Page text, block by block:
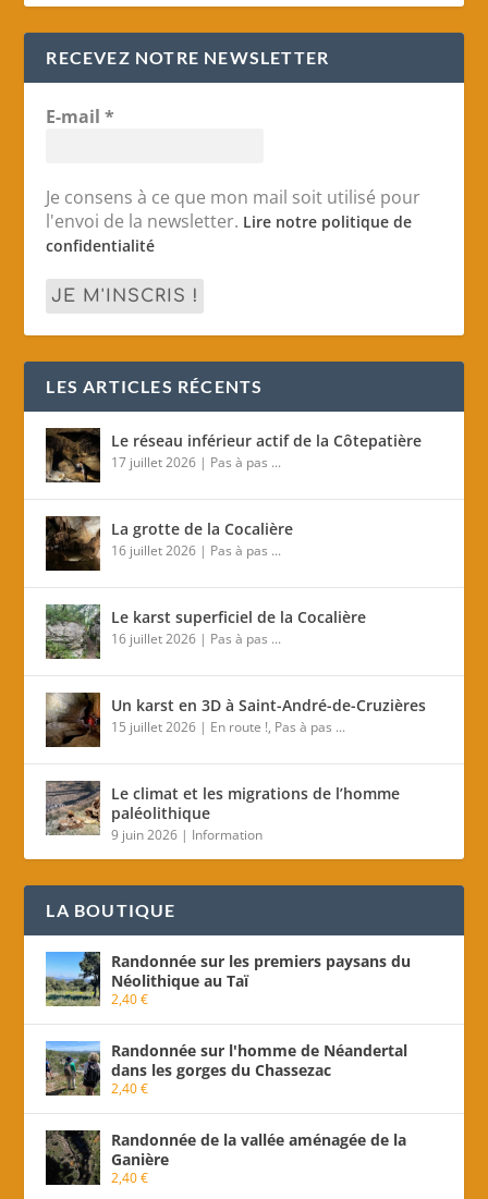
RECEVEZ NOTRE NEWSLETTER
E-mail*
Je consens à ce que mon mail soit utilisé pour
l'envoi de la newsletter. Lire notre politique de
confidentialité
LES ARTICLES RÉCENTS
Le réseau inférieur actif de la Côtepatière
17 juillet 2026 | Pas à pas ...
La grotte de la Cocalière
16 juillet 2026 | Pas à pas ...
Le karst superficiel de la Cocalière
16 juillet 2026 | Pas à pas ...
Un karst en 3D à Saint-André-de-Cruzières
15 juillet 2026 | En route !, Pas à pas ...
Le climat et les migrations de l’homme
paléolithique
9 juin 2026 | Information
LA BOUTIQUE
Randonnée sur les premiers paysans du
Néolithique au Taï
2,40€
Randonnée sur l'homme de Néandertal
dans les gorges du Chassezac
2,40€
Randonnée de la vallée aménagée de la
Ganière
2,40€